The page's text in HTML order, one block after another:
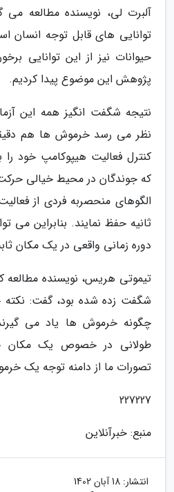
آلبرت لی، نویسنده مطالعه
توانایی های قابل توجه انسان
حیوانات نیز از این توانایی
پژوهش این موضوع پیدا کردیم.
نتیجه شگفت انگیز همه این
نظر می رسد خرموش ها هم
کنترل فعالیت هیپوکامپ خود
که جوندگان در محیط خیالی
الگوهای منحصربه فردی از
ثانیه حفظ نمایند. بنابراین می
دوره زمانی واقعی در یک مکان
تیموتی هریس، نویسنده مطالعه
شگفت زده شده بود، گفت: نکته
چگونه خرموش ها یاد می
طولانی در خصوص یک مکان
تصورات ما از دامنه توجه یک
227227
منبع: خبرآنلاین
انتشار: 18 آبان 1402